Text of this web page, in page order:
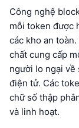
Công nghệ
mỗi token được
các kho an
chất cung cấp
người lo ngại
điện tử. Các
chữ số thập
và linh hoạt.